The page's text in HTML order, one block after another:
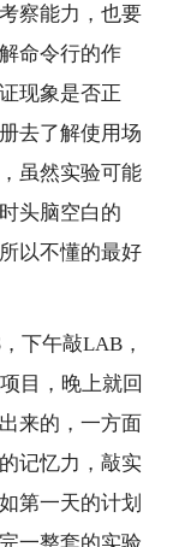
察能力，也要
命令行的作
现象是否正
去了解使用场
虽然实验可能
头脑空白的
以不懂的最好
下午敲LAB，
目，晚上就回
来的，一方面
记忆力，敲实
第一天的计划